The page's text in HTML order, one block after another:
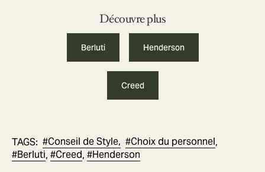
Découvre plus
Berluti Henderson
Creed
TAGS: #Conseil de Style, #Choix du personnel,
#Berluti, #Creed, #Henderson